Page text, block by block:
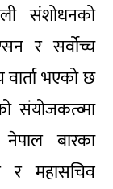
संशोधनको
र सर्वोच्च
भएको छ
संयोजकत्व्मा
नेपाल बारका
र महासचिव